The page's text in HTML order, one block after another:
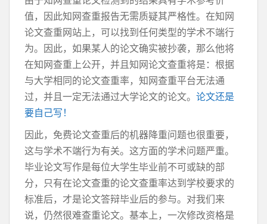
值，因此知网查重报告无需质疑其严格性。在知网
论文查重网站上，可以找到任何类型的学术不端行
为。因此，如果某人的论文确实被抄袭，那么他将
在知网查重上公开，并且知网论文查重将是：根据
与大学相同的论文查重率，知网查重平台无法通
过，并且一定无法通过大学论文的论文。 论文还是
要自己写！
因此，免费论文查重后的机器降重问题也很重要，
这与学术不端行为有关。这方面的学术问题严重。
毕业论文写作是每位大学生毕业前不可或缺的部
分，只有在论文查重的论文查重率达到学校要求的
标准后，才是论文答辩毕业后的参与。对我们来
说，仍然很难查重论文。基本上，一次修改资格是